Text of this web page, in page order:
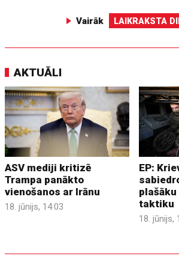
Vairāk LAIKRAKSTA
AKTUĀLI
ASV mediji kritizē
Trampa panākto
vienošanos ar Irānu
18. jūnijs, 14:03
EP:
taktiku
18. jūnijs,